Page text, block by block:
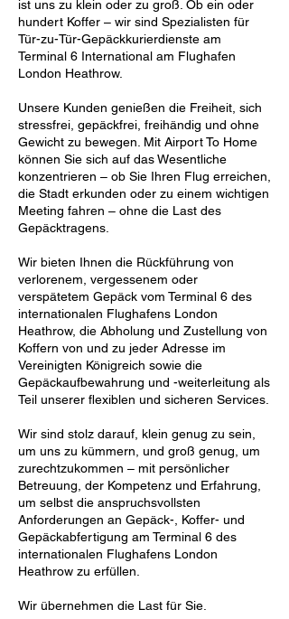
ist uns zu klein oder zu groß. Ob ein oder
hundert Koffer – wir sind Spezialisten für
Tür-zu-Tür-Gepäckkurierdienste am
Terminal 6 International am Flughafen
London Heathrow.
Unsere Kunden genießen die Freiheit, sich
stressfrei, gepäckfrei, freihändig und ohne
Gewicht zu bewegen. Mit Airport To Home
können Sie sich auf das Wesentliche
konzentrieren – ob Sie Ihren Flug erreichen,
die Stadt erkunden oder zu einem wichtigen
Meeting fahren – ohne die Last des
Gepäcktragens.
Wir bieten Ihnen die Rückführung von
verlorenem, vergessenem oder
verspätetem Gepäck vom Terminal 6 des
internationalen Flughafens London
Heathrow, die Abholung und Zustellung von
Koffern von und zu jeder Adresse im
Vereinigten Königreich sowie die
Gepäckaufbewahrung und -weiterleitung als
Teil unserer flexiblen und sicheren Services.
Wir sind stolz darauf, klein genug zu sein,
um uns zu kümmern, und groß genug, um
zurechtzukommen – mit persönlicher
Betreuung, der Kompetenz und Erfahrung,
um selbst die anspruchsvollsten
Anforderungen an Gepäck-, Koffer- und
Gepäckabfertigung am Terminal 6 des
internationalen Flughafens London
Heathrow zu erfüllen.
Wir übernehmen die Last für Sie.